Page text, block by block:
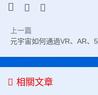
上一篇
元宇宙如何通過VR、AR、5G進行藥物、醫療器械研發
相關文章